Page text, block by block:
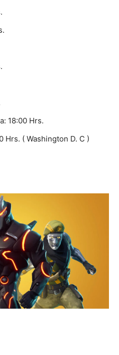
18:00 Hrs.
Hrs. ( Washington D. C )